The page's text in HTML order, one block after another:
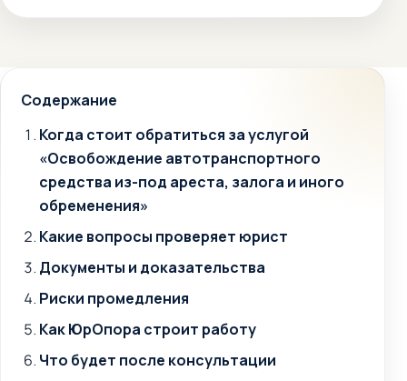
Содержание
Когда стоит обратиться за услугой
«Освобождение автотранспортного
средства из-под ареста, залога и иного
обременения»
Какие вопросы проверяет юрист
Документы и доказательства
Риски промедления
Как ЮрОпора строит работу
Что будет после консультации